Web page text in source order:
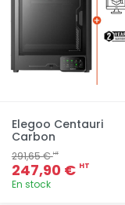
Elegoo Centauri
Carbon
291,65 €HT
247,90 € HT
En stock